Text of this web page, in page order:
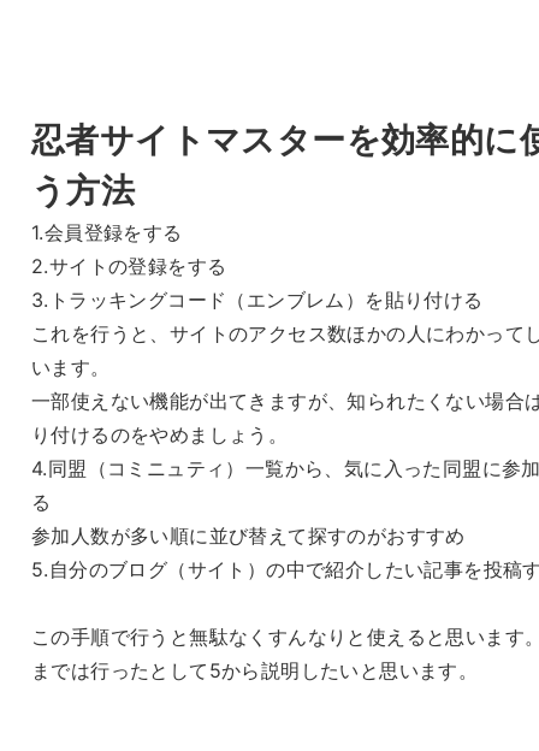
忍者サイトマスターを効率的に
う方法
1.会員登録をする
2.サイトの登録をする
3.トラッキングコード（エンブレム）を貼り付ける
これを行うと、サイトのアクセス数ほかの人にわかって
います。
一部使えない機能が出てきますが、知られたくない場合
り付けるのをやめましょう。
4.同盟（コミニュティ）一覧から、気に入った同盟に参
る
参加人数が多い順に並び替えて探すのがおすすめ
5.自分のブログ（サイト）の中で紹介したい記事を投稿
この手順で行うと無駄なくすんなりと使えると思います
までは行ったとして5から説明したいと思います。